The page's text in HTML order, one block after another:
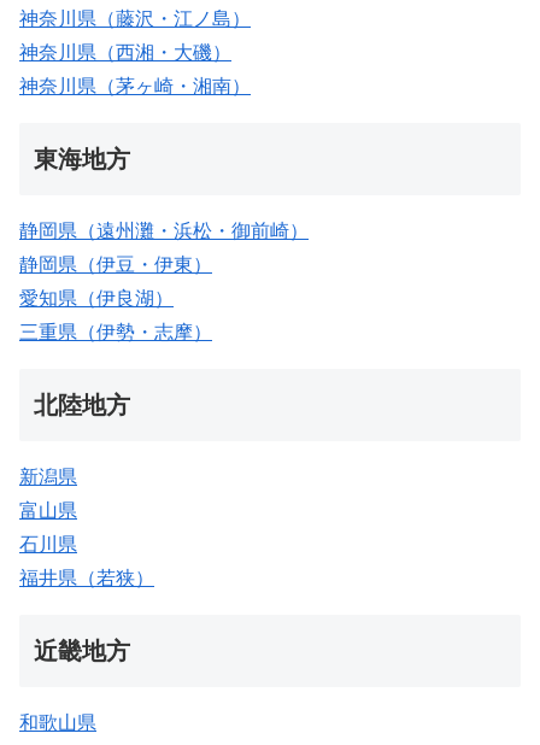
神奈川県（藤沢・江ノ島）
神奈川県（西湘・大磯）
神奈川県（茅ヶ崎・湘南）
東海地方
静岡県（遠州灘・浜松・御前崎）
静岡県（伊豆・伊東）
愛知県（伊良湖）
三重県（伊勢・志摩）
北陸地方
新潟県
富山県
石川県
福井県（若狭）
近畿地方
和歌山県